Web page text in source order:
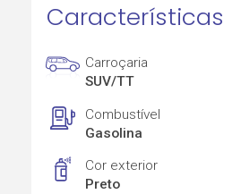
Características
Carroçaria
SUV/TT
Combustível
Gasolina
Cor exterior
Preto